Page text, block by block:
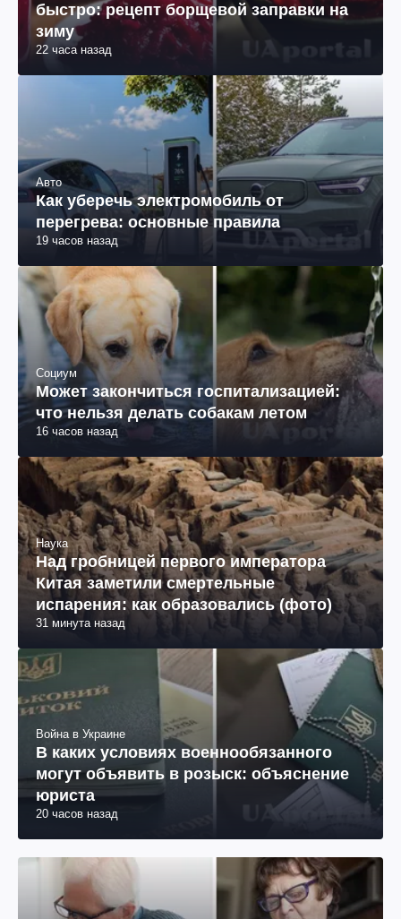
быстро: рецепт борщевой заправки на
зиму
22 часа назад
Авто
Как уберечь электромобиль от
перегрева: основные правила
19 часов назад
Социум
Может закончиться госпитализацией:
что нельзя делать собакам летом
16 часов назад
Наука
Над гробницей первого императора
Китая заметили смертельные
испарения: как образовались (фото)
31 минута назад
Война в Украине
В каких условиях военнообязанного
могут объявить в розыск: объяснение
юриста
20 часов назад